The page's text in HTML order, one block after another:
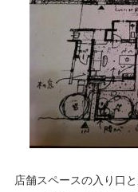
店舗スペースの入り口